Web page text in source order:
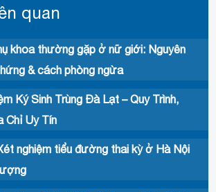
quan
khoa thường gặp ở nữ giới: Nguyên
& cách phòng ngừa
Ký Sinh Trùng Đà Lạt – Quy Trình,
Chỉ Uy Tín
nghiệm tiểu đường thai kỳ ở Hà Nội